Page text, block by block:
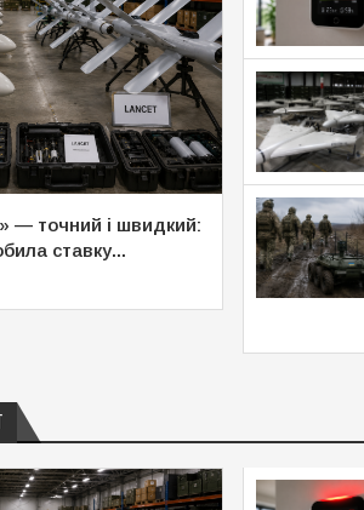
— точний і швидкий:
ставку...